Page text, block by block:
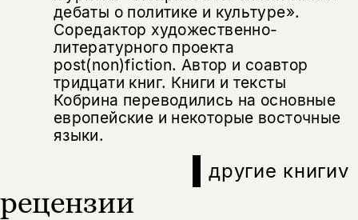
дебаты о политике и культуре».
Соредактор художественно-
литературного проекта
post(non)fiction. Автор и соавтор
тридцати книг. Книги и тексты
Кобрина переводились на основные
европейские и некоторые восточные
языки.
другие книгиv
рецензии
Раз в неделю мы отправляем рассылку
о книгах и событиях «НЛО».
За подписку дарим промокод на
скидку 15%
Вы можете подписаться на
уведомления, и при поступлении книги
на склад получить письмо на указанный
электронный адрес.
Эта книга
не предназначена для
несовершеннолетних
Скажите, пожалуйста,
вам уже исполнилось 18 лет?